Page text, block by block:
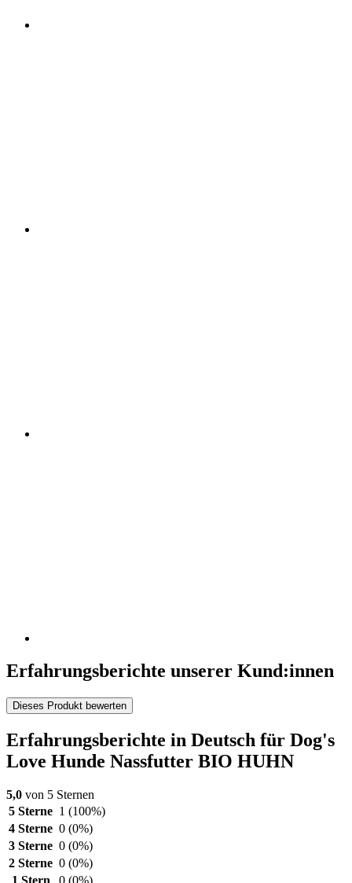
Erfahrungsberichte unserer Kund:innen
Dieses Produkt bewerten
Erfahrungsberichte in Deutsch für Dog's
Love Hunde Nassfutter BIO HUHN
5,0 von 5 Sternen
5 Sterne 1 (100%)
4 Sterne 0 (0%)
3 Sterne 0 (0%)
2 Sterne 0 (0%)